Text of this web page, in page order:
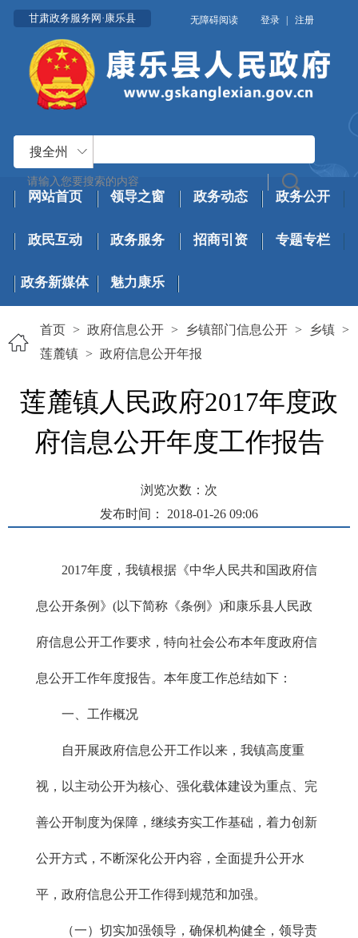
甘肃政务服务网·康乐县 无障碍阅读 登录 | 注册
搜全州
网站首页 领导之窗 政务动态 政务公开
政民互动 政务服务 招商引资 专题专栏
政务新媒体 魅力康乐
首页 > 政府信息公开 > 乡镇部门信息公开 > 乡镇 >
莲麓镇 > 政府信息公开年报
莲麓镇人民政府2017年度政
府信息公开年度工作报告
浏览次数： 次
发布时间： 2018-01-26 09:06
2017年度，我镇根据《中华人民共和国政府信
息公开条例》(以下简称《条例》)和康乐县人民政
府信息公开工作要求，特向社会公布本年度政府信
息公开工作年度报告。本年度工作总结如下：
一、工作概况
自开展政府信息公开工作以来，我镇高度重
视，以主动公开为核心、强化载体建设为重点、完
善公开制度为保障，继续夯实工作基础，着力创新
公开方式，不断深化公开内容，全面提升公开水
平，政府信息公开工作得到规范和加强。
（一）切实加强领导，确保机构健全，领导责